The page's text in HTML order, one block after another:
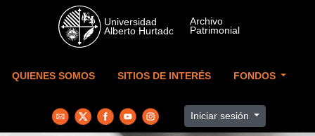
Skip to main content
QUIENES SOMOS SITIOS DE INTERÉS FONDOS
Iniciar sesión